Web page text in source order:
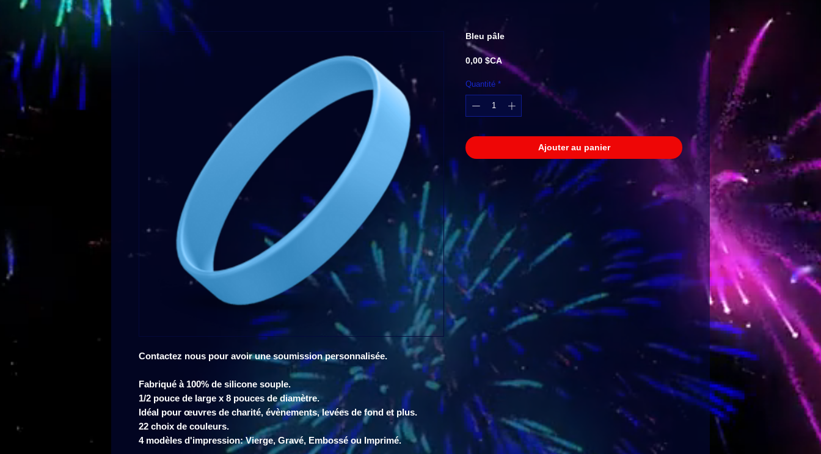
Contactez nous pour avoir une soumission personnalisée.
Fabriqué à 100% de silicone souple.
1/2 pouce de large x 8 pouces de diamètre.
Idéal pour œuvres de charité, évènements, levées de fond et plus.
22 choix de couleurs.
4 modèles d'impression: Vierge, Gravé, Embossé ou Imprimé.
Bleu pâle
0,00 $CAPrix
Quantité *
Ajouter au panier